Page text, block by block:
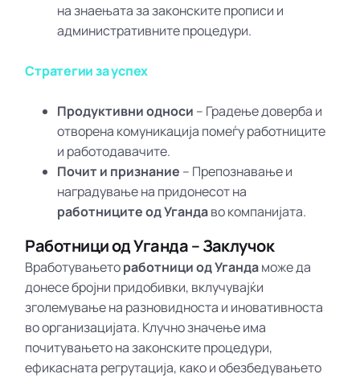
на знаењата за законските прописи и
административните процедури.
Стратегии за успех
Продуктивни односи – Градење доверба и
отворена комуникација помеѓу работниците
и работодавачите.
Почит и признание – Препознавање и
наградување на придонесот на
работниците од Угандаво компанијата.
Работници од Уганда – Заклучок
Вработувањетоработници од Угандаможе да
донесе бројни придобивки, вклучувајќи
зголемување на разновидноста и иновативноста
во организацијата. Клучно значење има
почитувањето на законските процедури,
ефикасната регрутација, како и обезбедувањето